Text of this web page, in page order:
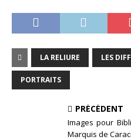
LA RELIURE LES
PORTRAITS
PRÉCÉDENT
Images pour
Marquis de